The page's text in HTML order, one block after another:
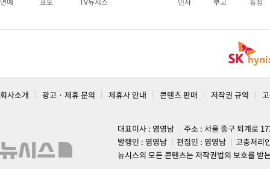
회사소개 광고 · 제휴 문의 제휴사 안내 콘텐츠 판매 저작권 규약
대표이사 : 염영남
주소 : 서울 중구 퇴계로
발행인 : 염영남
편집인 : 염영남
고충처리
뉴시스의 모든 콘텐츠는 저작권법의 보호를